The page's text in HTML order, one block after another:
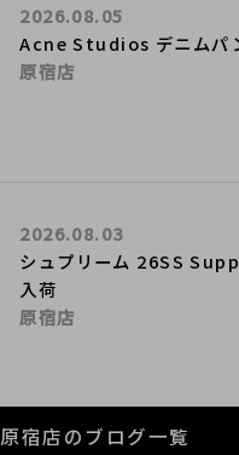
Acne Studios デニムパ
2026.08.05
原宿店
シュプリーム 26SS
入荷
2026.08.03
原宿店
原宿店のブログ一覧